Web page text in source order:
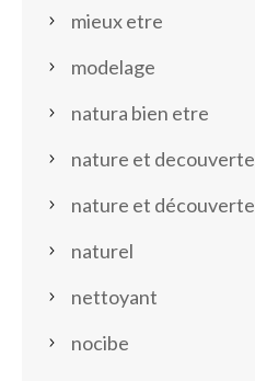
mieux etre
modelage
natura bien etre
nature et decouverte
nature et découverte
naturel
nettoyant
nocibe